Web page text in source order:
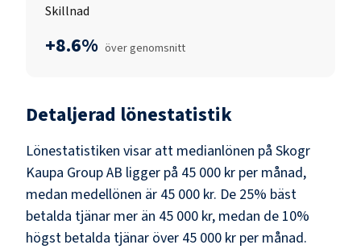
Skillnad
+8.6% över genomsnitt
Detaljerad lönestatistik
Lönestatistiken visar att medianlönen på Skogr
Kaupa Group AB ligger på 45 000 kr per månad,
medan medellönen är 45 000 kr. De 25% bäst
betalda tjänar mer än 45 000 kr, medan de 10%
högst betalda tjänar över 45 000 kr per månad.